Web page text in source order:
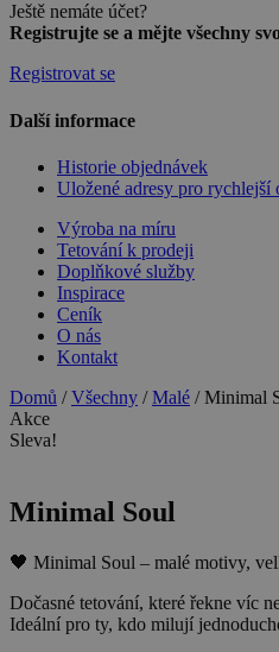
Ještě nemáte účet?
Registrujte se a mějte všechny
Registrovat se
Další informace
Historie objednávek
Uložené adresy pro rychlejší
Výroba na míru
Tetování k prodeji
Doplňkové služby
Inspirace
Ceník
O nás
Kontakt
Domů /Všechny /Malé / Minimal
Akce
Sleva!
Minimal Soul
🖤 Minimal Soul – malé motivy,
Dočasné tetování, které řekne víc
Ideální pro ty, kdo milují